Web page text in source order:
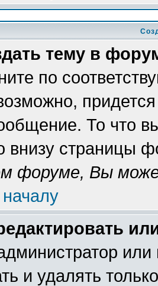
тему в
по
придется
То что
внизу страницы
форуме, Вы
и удалять